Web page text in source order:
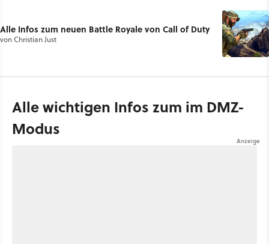
Alle Infos zum neuen Battle Royale von Call of Duty
vonChristian Just
Alle wichtigen Infos zum im DMZ-
Modus